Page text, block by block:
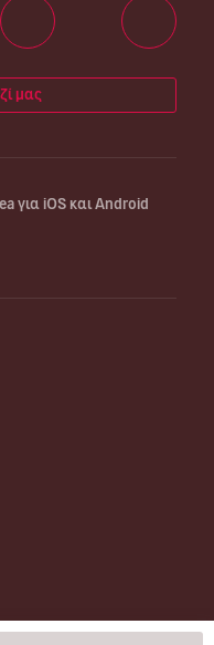
μας
για iOS και Android